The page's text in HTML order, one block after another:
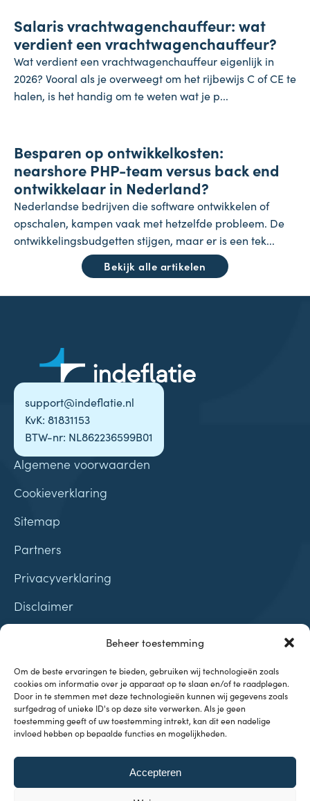
Beheer toestemming
Om de beste ervaringen te bieden, gebruiken wij technologieën zoals
cookies om informatie over je apparaat op te slaan en/of te raadplegen.
Door in te stemmen met deze technologieën kunnen wij gegevens zoals
surfgedrag of unieke ID's op deze site verwerken. Als je geen
toestemming geeft of uw toestemming intrekt, kan dit een nadelige
invloed hebben op bepaalde functies en mogelijkheden.
Accepteren
27 juli 2026
Salaris vrachtwagenchauffeur: wat
verdient een vrachtwagenchauffeur?
Wat verdient een vrachtwagenchauffeur eigenlijk in
2026? Vooral als je overweegt om het rijbewijs C of CE te
halen, is het handig om te weten wat je p...
24 juli 2026
Besparen op ontwikkelkosten:
nearshore PHP-team versus back end
ontwikkelaar in Nederland?
Nederlandse bedrijven die software ontwikkelen of
opschalen, kampen vaak met hetzelfde probleem. De
ontwikkelingsbudgetten stijgen, maar er is een tek...
Bekijk alle artikelen
support@indeflatie.nl
KvK: 81831153
BTW-nr: NL862236599B01
Algemene voorwaarden
Cookieverklaring
Sitemap
Partners
Privacyverklaring
Disclaimer
Onderwerpen
Investeren & Beleggen